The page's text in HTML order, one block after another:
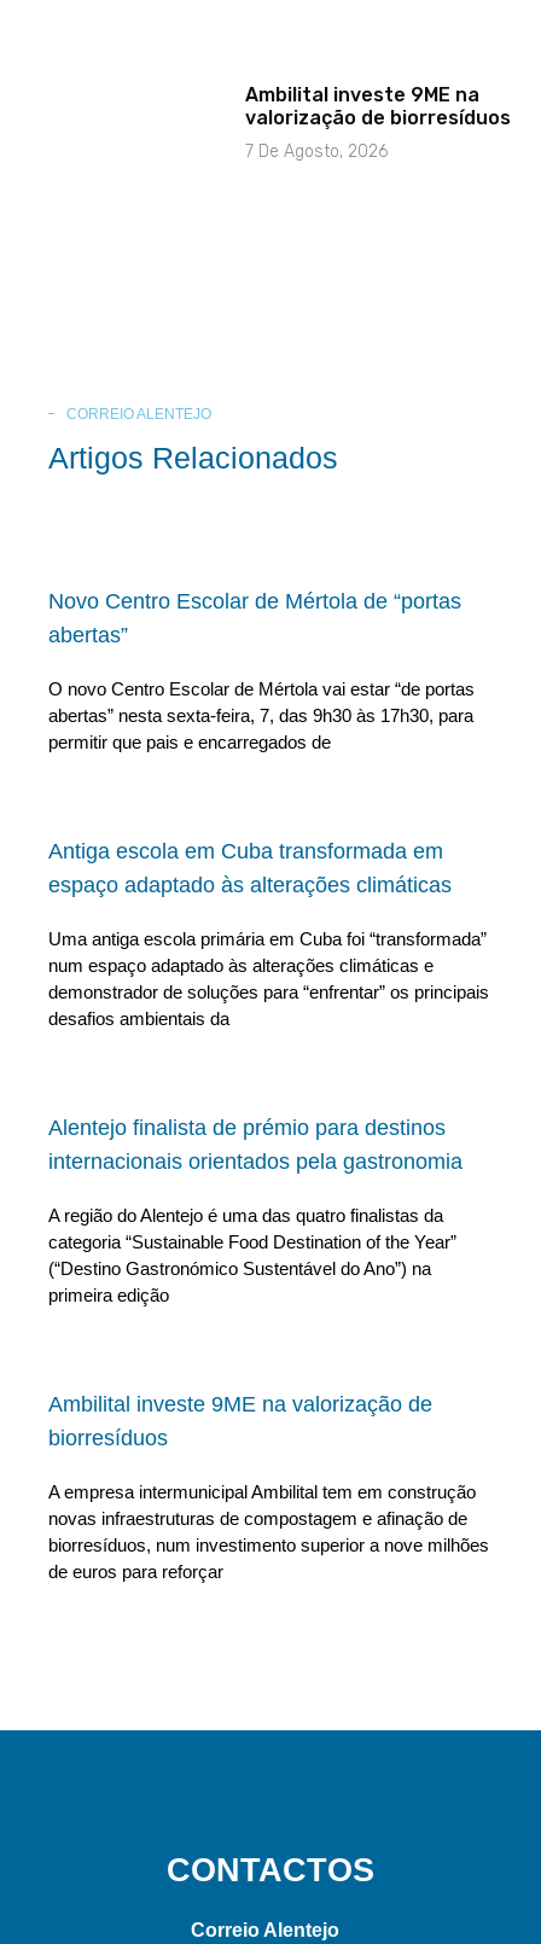
Ambilital investe 9ME na
valorização de biorresíduos
7 De Agosto, 2026
CORREIO ALENTEJO
Artigos Relacionados
Novo Centro Escolar de Mértola de “portas
abertas”
O novo Centro Escolar de Mértola vai estar “de portas
abertas” nesta sexta-feira, 7, das 9h30 às 17h30, para
permitir que pais e encarregados de
Antiga escola em Cuba transformada em
espaço adaptado às alterações climáticas
Uma antiga escola primária em Cuba foi “transformada”
num espaço adaptado às alterações climáticas e
demonstrador de soluções para “enfrentar” os principais
desafios ambientais da
Alentejo finalista de prémio para destinos
internacionais orientados pela gastronomia
A região do Alentejo é uma das quatro finalistas da
categoria “Sustainable Food Destination of the Year”
(“Destino Gastronómico Sustentável do Ano”) na
primeira edição
Ambilital investe 9ME na valorização de
biorresíduos
A empresa intermunicipal Ambilital tem em construção
novas infraestruturas de compostagem e afinação de
biorresíduos, num investimento superior a nove milhões
de euros para reforçar
CONTACTOS
Correio Alentejo